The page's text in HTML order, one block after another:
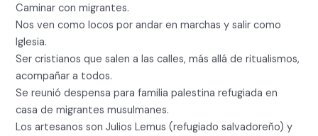
Caminar con migrantes.
Nos ven como locos por andar en marchas y salir como
Iglesia.
Ser cristianos que salen a las calles, más allá de ritualismos,
acompañar a todos.
Se reunió despensa para familia palestina refugiada en
casa de migrantes musulmanes.
Los artesanos son Julios Lemus (refugiado salvadoreño) y